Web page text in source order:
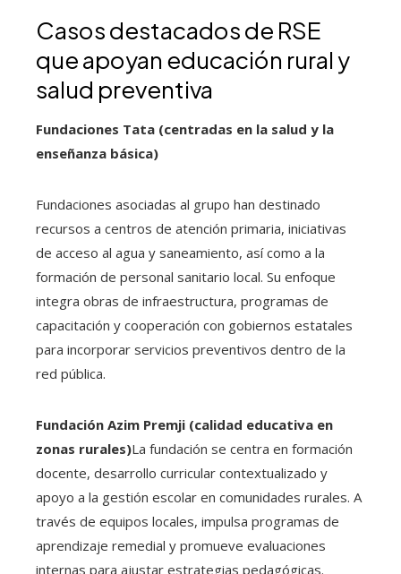
Casos destacados de RSE
que apoyan educación rural y
salud preventiva
Fundaciones Tata (centradas en la salud y la
enseñanza básica)
Fundaciones asociadas al grupo han destinado
recursos a centros de atención primaria, iniciativas
de acceso al agua y saneamiento, así como a la
formación de personal sanitario local. Su enfoque
integra obras de infraestructura, programas de
capacitación y cooperación con gobiernos estatales
para incorporar servicios preventivos dentro de la
red pública.
Fundación Azim Premji (calidad educativa en
zonas rurales)La fundación se centra en formación
docente, desarrollo curricular contextualizado y
apoyo a la gestión escolar en comunidades rurales. A
través de equipos locales, impulsa programas de
aprendizaje remedial y promueve evaluaciones
internas para ajustar estrategias pedagógicas.